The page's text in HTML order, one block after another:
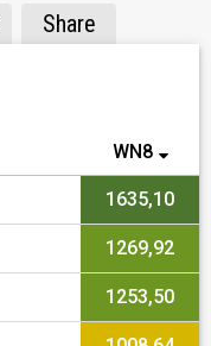
Share
WN8
1635,10
1269,92
1253,50